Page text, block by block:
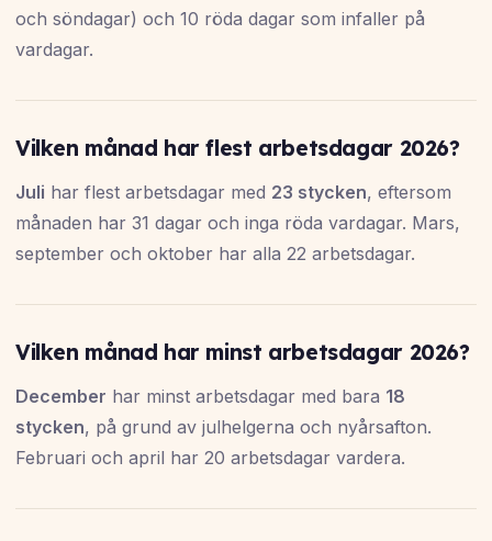
och söndagar) och 10 röda dagar som infaller på
vardagar.
Vilken månad har flest arbetsdagar 2026?
Juli har flest arbetsdagar med 23 stycken, eftersom
månaden har 31 dagar och inga röda vardagar. Mars,
september och oktober har alla 22 arbetsdagar.
Vilken månad har minst arbetsdagar 2026?
December har minst arbetsdagar med bara 18
stycken, på grund av julhelgerna och nyårsafton.
Februari och april har 20 arbetsdagar vardera.